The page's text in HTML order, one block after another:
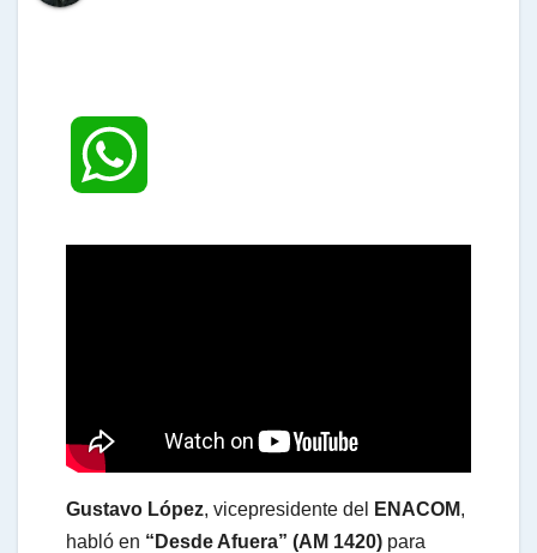
A
Gustavo López, vicepresidente del ENACOM,
habló en “Desde Afuera” (AM 1420) para